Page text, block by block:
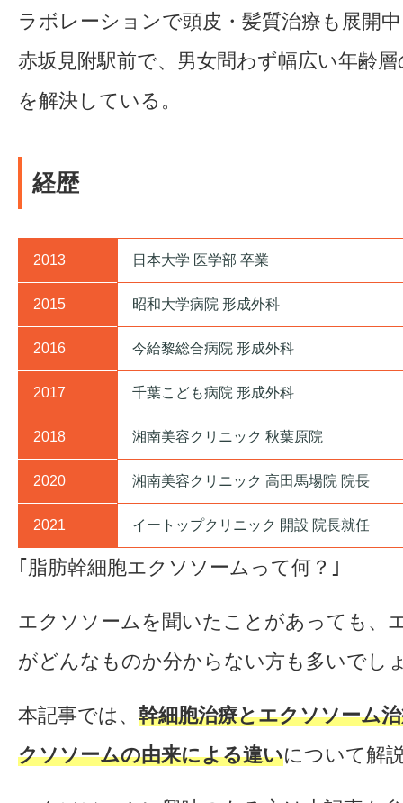
ラボレーションで頭皮・髪質治療も展開
赤坂見附駅前で、男女問わず幅広い年齢
を解決している。
経歴
2013 日本大学 医学部 卒業
2015 昭和大学病院 形成外科
2016 今給黎総合病院 形成外科
2017 千葉こども病院 形成外科
2018 湘南美容クリニック 秋葉原院
2020 湘南美容クリニック 高田馬場院 院長
2021 イートップクリニック 開設 院長就任
｢脂肪幹細胞エクソソームって何？｣
エクソソームを聞いたことがあっても、
がどんなものか分からない方も多いでし
本記事では、 幹細胞治療とエクソソーム
クソソームの由来による違いについて解